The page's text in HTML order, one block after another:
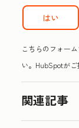
はい
こちらのフォー
い。HubSpotが
関連記事